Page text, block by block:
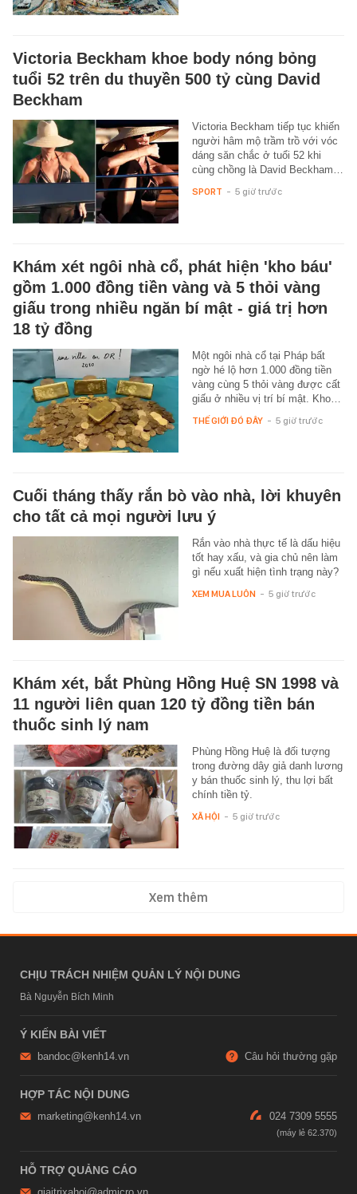
Victoria Beckham khoe body nóng bỏng
tuổi 52 trên du thuyền 500 tỷ cùng David
Beckham
Victoria Beckham tiếp tục khiến
người hâm mộ trầm trồ với vóc
dáng săn chắc ở tuổi 52 khi
cùng chồng là David Beckham…
SPORT - 5 giờ trước
Khám xét ngôi nhà cổ, phát hiện 'kho báu'
gồm 1.000 đồng tiền vàng và 5 thỏi vàng
giấu trong nhiều ngăn bí mật - giá trị hơn
18 tỷ đồng
Một ngôi nhà cổ tại Pháp bất
ngờ hé lộ hơn 1.000 đồng tiền
vàng cùng 5 thỏi vàng được cất
giấu ở nhiều vị trí bí mật. Kho…
THẾ GIỚI ĐÓ ĐÂY - 5 giờ trước
Cuối tháng thấy rắn bò vào nhà, lời khuyên
cho tất cả mọi người lưu ý
Rắn vào nhà thực tế là dấu hiệu
tốt hay xấu, và gia chủ nên làm
gì nếu xuất hiện tình trạng này?
XEM MUA LUÔN - 5 giờ trước
Khám xét, bắt Phùng Hồng Huệ SN 1998 và
11 người liên quan 120 tỷ đồng tiền bán
thuốc sinh lý nam
Phùng Hồng Huệ là đối tượng
trong đường dây giả danh lương
y bán thuốc sinh lý, thu lợi bất
chính tiền tỷ.
XÃ HỘI - 5 giờ trước
Xem thêm
CHỊU TRÁCH NHIỆM QUẢN LÝ NỘI DUNG
Bà Nguyễn Bích Minh
Ý KIẾN BÀI VIẾT
bandoc@kenh14.vn Câu hỏi thường gặp
HỢP TÁC NỘI DUNG
marketing@kenh14.vn 024 7309 5555
HỖ TRỢ QUẢNG CÁO